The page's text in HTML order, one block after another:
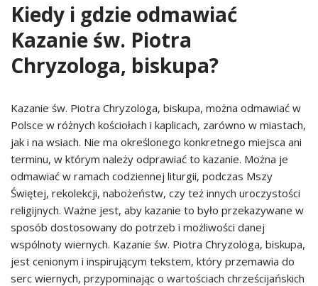
Kiedy i gdzie odmawiać
Kazanie św. Piotra
Chryzologa, biskupa?
Kazanie św. Piotra Chryzologa, biskupa, można odmawiać w
Polsce w różnych kościołach i kaplicach, zarówno w miastach,
jak i na wsiach. Nie ma określonego konkretnego miejsca ani
terminu, w którym należy odprawiać to kazanie. Można je
odmawiać w ramach codziennej liturgii, podczas Mszy
Świętej, rekolekcji, nabożeństw, czy też innych uroczystości
religijnych. Ważne jest, aby kazanie to było przekazywane w
sposób dostosowany do potrzeb i możliwości danej
wspólnoty wiernych. Kazanie św. Piotra Chryzologa, biskupa,
jest cenionym i inspirującym tekstem, który przemawia do
serc wiernych, przypominając o wartościach chrześcijańskich